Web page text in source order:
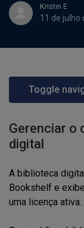
Kristin E
11 de julho
Toggle
Gerenciar o
digital
A biblioteca
Bookshelf e
uma licença ativa.